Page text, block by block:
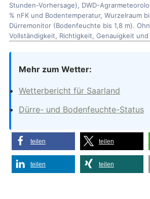
Stunden-Vorhersage), DWD-
% nFK und Bodentemperatur, Wurzelraum
Dürremonitor (Bodenfeuchte bis 1,8 m).
Vollständigkeit, Richtigkeit, Genauigkeit
Mehr zum Wetter:
Wetterbericht für Saarland
Dürre- und Bodenfeuchte-Status
teilen teilen
teilen teilen